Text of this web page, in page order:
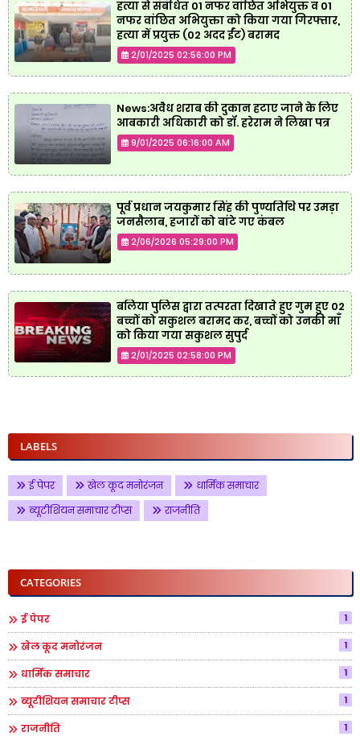
हत्या से संबंधित 01 नफर वांछित अभियुक्त व 01
नफर वांछित अभियुक्ता को किया गया गिरफ्तार,
हत्या में प्रयुक्त (02 अदद ईंट) बरामद
2/01/2025 02:56:00 PM
News:अवैध शराब की दुकान हटाए जाने के लिए
आबकारी अधिकारी को डॉ. हरेराम ने लिखा पत्र
9/01/2025 06:16:00 AM
पूर्व प्रधान जयकुमार सिंह की पुण्यतिथि पर उमड़ा
जनसैलाब, हजारों को बांटे गए कंबल
2/06/2026 05:29:00 PM
बलिया पुलिस द्वारा तत्परता दिखाते हुए गुम हुए 02
बच्चों को सकुशल बरामद कर, बच्चों को उनकी माँ
को किया गया सकुशल सुपुर्द
2/01/2025 02:58:00 PM
LABELS
ई पेपर खेल कूद मनोरंजन
धार्मिक समाचार
ब्यूटीशियन समाचार टीप्स
राजनीति
CATEGORIES
ई पेपर 1
खेल कूद मनोरंजन 1
धार्मिक समाचार 1
ब्यूटीशियन समाचार टीप्स 1
राजनीति 1